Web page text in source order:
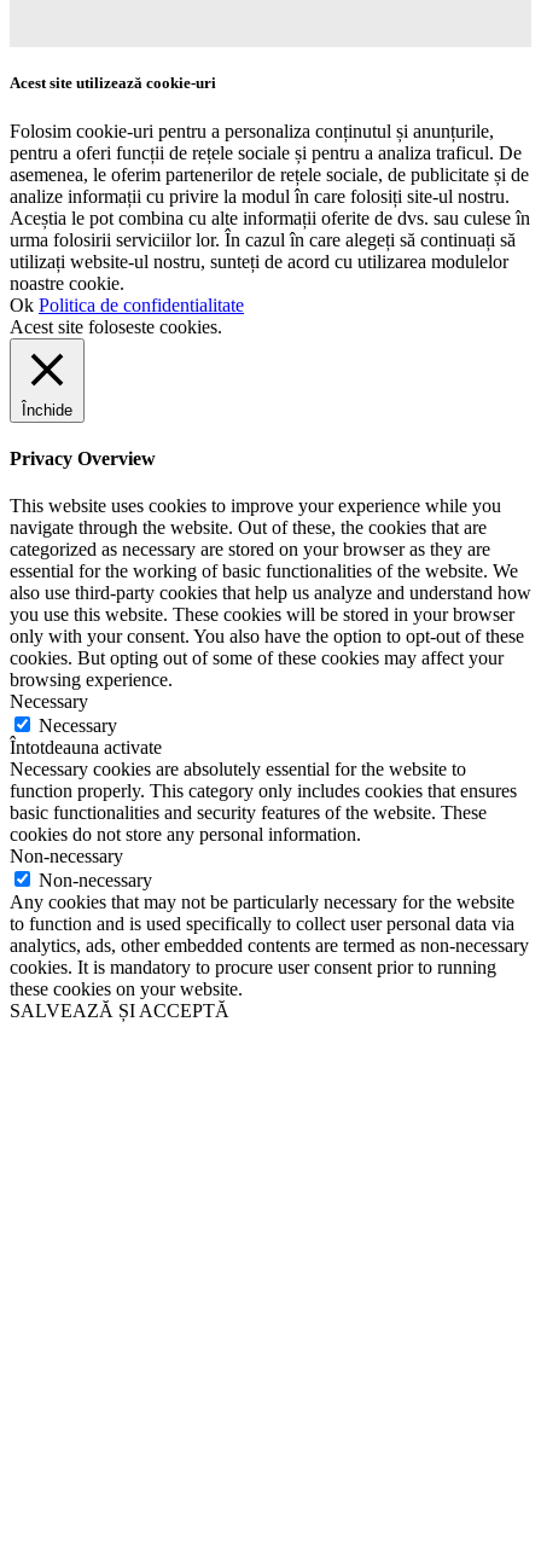
Acest site utilizează cookie-uri
Folosim cookie-uri pentru a personaliza conținutul și anunțurile,
pentru a oferi funcții de rețele sociale și pentru a analiza traficul. De
asemenea, le oferim partenerilor de rețele sociale, de publicitate și de
analize informații cu privire la modul în care folosiți site-ul nostru.
Aceștia le pot combina cu alte informații oferite de dvs. sau culese în
urma folosirii serviciilor lor. În cazul în care alegeți să continuați să
utilizați website-ul nostru, sunteți de acord cu utilizarea modulelor
noastre cookie.
Ok Politica de confidentialitate
Acest site foloseste cookies.
Închide
Privacy Overview
This website uses cookies to improve your experience while you
navigate through the website. Out of these, the cookies that are
categorized as necessary are stored on your browser as they are
essential for the working of basic functionalities of the website. We
also use third-party cookies that help us analyze and understand how
you use this website. These cookies will be stored in your browser
only with your consent. You also have the option to opt-out of these
cookies. But opting out of some of these cookies may affect your
browsing experience.
Necessary
Necessary
Întotdeauna activate
Necessary cookies are absolutely essential for the website to
function properly. This category only includes cookies that ensures
basic functionalities and security features of the website. These
cookies do not store any personal information.
Non-necessary
Non-necessary
Any cookies that may not be particularly necessary for the website
to function and is used specifically to collect user personal data via
analytics, ads, other embedded contents are termed as non-necessary
cookies. It is mandatory to procure user consent prior to running
these cookies on your website.
SALVEAZĂ ȘI ACCEPTĂ